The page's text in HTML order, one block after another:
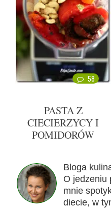
58
PASTA Z
CIECIERZYCY I
POMIDORÓW
Bloga
O jedzeniu
mnie
diecie, w